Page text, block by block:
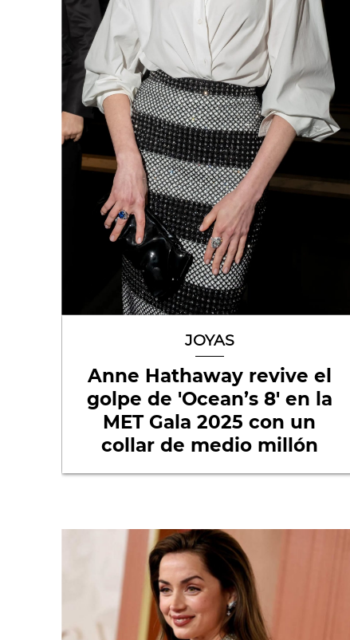
JOYAS
Anne Hathaway revive el
golpe de 'Ocean’s 8' en la
MET Gala 2025 con un
collar de medio millón